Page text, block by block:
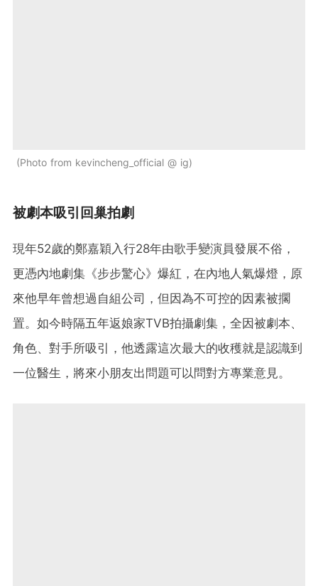
Photo from kevincheng_official @ ig
被劇本吸引回巢拍劇
現年52歲的鄭嘉穎入行28年由歌手變演員發展不俗，
更憑內地劇集《步步驚心》爆紅，在內地人氣爆燈，原
來他早年曾想過自組公司，但因為不可控的因素被擱
置。如今時隔五年返娘家TVB拍攝劇集，全因被劇本、
角色、對手所吸引，他透露這次最大的收穫就是認識到
一位醫生，將來小朋友出問題可以問對方專業意見。